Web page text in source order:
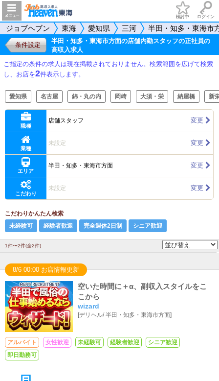
検討中 ログイン
ジョブヘブン 東海 愛知県 三河 半田・知多・東海市
条件設定
半田・知多・東海市方面の店舗内勤スタッフの正社員の
高収入求人
ご指定の条件の求人は現在掲載されておりません。検索範囲を広げて検索
し、お店を2件表示します。
愛知県 名古屋 錦・丸の内 岡崎 大須・栄 納屋橋 新
職種
店舗スタッフ 変更
業種
未設定 変更
エリア
半田・知多・東海市方面 変更
こだわり
未設定 変更
こだわりかんたん検索
未経験可
経験者歓迎 完全週休2日制 シニア歓迎
1件〜2件(全2件)
8/6 00:00 お店情報更新
空いた時間に＋α、副収入スタイルをこ
こから
wizard
[デリヘル/半田・知多・東海市方面]
アルバイト 女性歓迎 未経験可 経験者歓迎
シニア歓迎
即日勤務可